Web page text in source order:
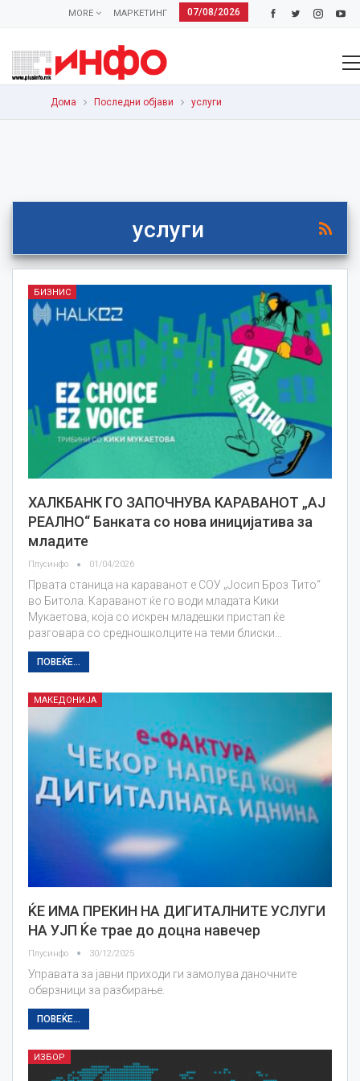
07/08/2026
МАРКЕТИНГ
MORE
Дома Последни објави услуги
услуги
БИЗНИС
ХАЛКБАНК ГО ЗАПОЧНУВА КАРАВАНОТ „АЈ
РЕАЛНО“ Банката со нова иницијатива за
младите
Плусинфо 01/04/2026
Првата станица на караванот е СОУ „Јосип Броз Тито“
во Битола. Караванот ќе го води младата Кики
Мукаетова, која со искрен младешки пристап ќе
разговара со средношколците на теми блиски…
ПОВЕЌЕ...
МАКЕДОНИЈА
ЌЕ ИМА ПРЕКИН НА ДИГИТАЛНИТЕ УСЛУГИ
НА УЈП Ќе трае до доцна навечер
Плусинфо 30/12/2025
Управата за јавни приходи ги замолува даночните
обврзници за разбирање.
ПОВЕЌЕ...
ИЗБОР